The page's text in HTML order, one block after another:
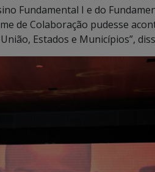
Fundamental I e do
de Colaboração pudesse
Estados e Municípios”,